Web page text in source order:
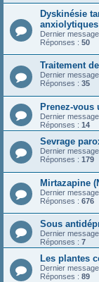
Dyskinésie
anxiolytiques
Dernier
Réponses : 50
Traitement
Dernier
Réponses : 35
Prenez-
Dernier
Réponses : 14
Sevrage
Dernier
Réponses : 179
Mirtazapine
Dernier
Réponses : 676
Sous
Dernier
Réponses : 7
Les plantes
Dernier
Réponses : 89